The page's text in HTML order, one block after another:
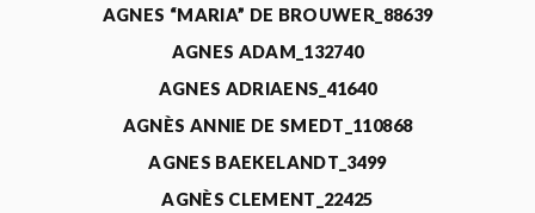
AGNES “MARIA” DE BROUWER_88639
AGNES ADAM_132740
AGNES ADRIAENS_41640
AGNÈS ANNIE DE SMEDT_110868
AGNES BAEKELANDT_3499
AGNÈS CLEMENT_22425